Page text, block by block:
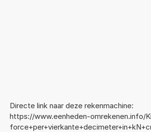
Directe link naar deze rekenmachine:
https://www.eenheden-omrekenen.info/